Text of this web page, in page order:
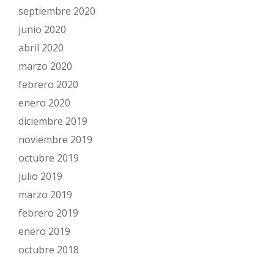
septiembre 2020
junio 2020
abril 2020
marzo 2020
febrero 2020
enero 2020
diciembre 2019
noviembre 2019
octubre 2019
julio 2019
marzo 2019
febrero 2019
enero 2019
octubre 2018